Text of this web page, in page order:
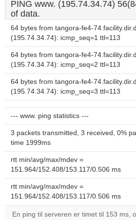
PING www. (195.74.34.74)
of data.
64 bytes from tangora-fe4-
(195.74.34.74): icmp_seq=1 ttl=113
64 bytes from tangora-fe4-
(195.74.34.74): icmp_seq=2 ttl=113
64 bytes from tangora-fe4-
(195.74.34.74): icmp_seq=3 ttl=113
--- www. ping statistics ---
3 packets transmitted, 3 received, 0%
time 1999ms
rtt min/avg/max/mdev =
151.964/152.408/153.117/0.506 ms
rtt min/avg/max/mdev =
151.964/152.408/153.117/0.506 ms
En ping til serveren er timet til 153 ms,